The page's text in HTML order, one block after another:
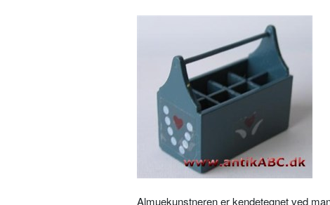
Almuekunstneren er kendetegnet ved